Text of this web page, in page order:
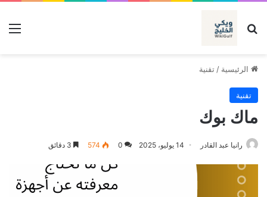
بحث عن
الرئيسية / تقنية
تقنية
ماك بوك
رانيا عبد القادر 14 يوليو، 2025 0
574